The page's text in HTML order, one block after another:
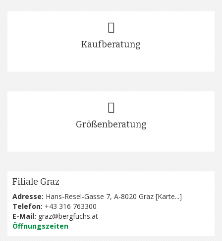
Kaufberatung
Größenberatung
Filiale Graz
Adresse: Hans-Resel-Gasse 7, A-8020 Graz [Karte...]
Telefon: +43 316 763300
E-Mail: graz@bergfuchs.at
Öffnungszeiten